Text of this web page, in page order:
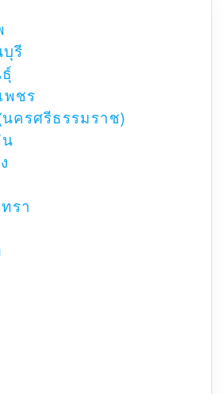
รี
พชร
ครศรีธรรมราช)
รา